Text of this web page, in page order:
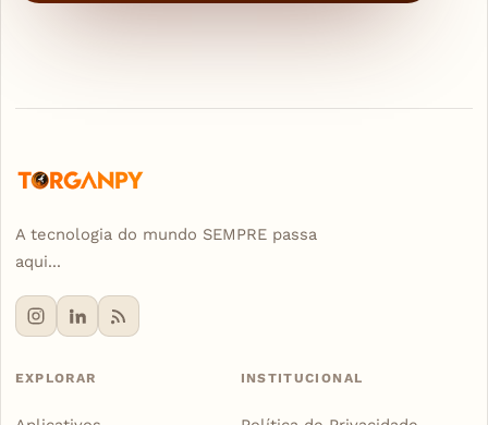
A tecnologia do mundo SEMPRE passa
aqui...
EXPLORAR INSTITUCIONAL